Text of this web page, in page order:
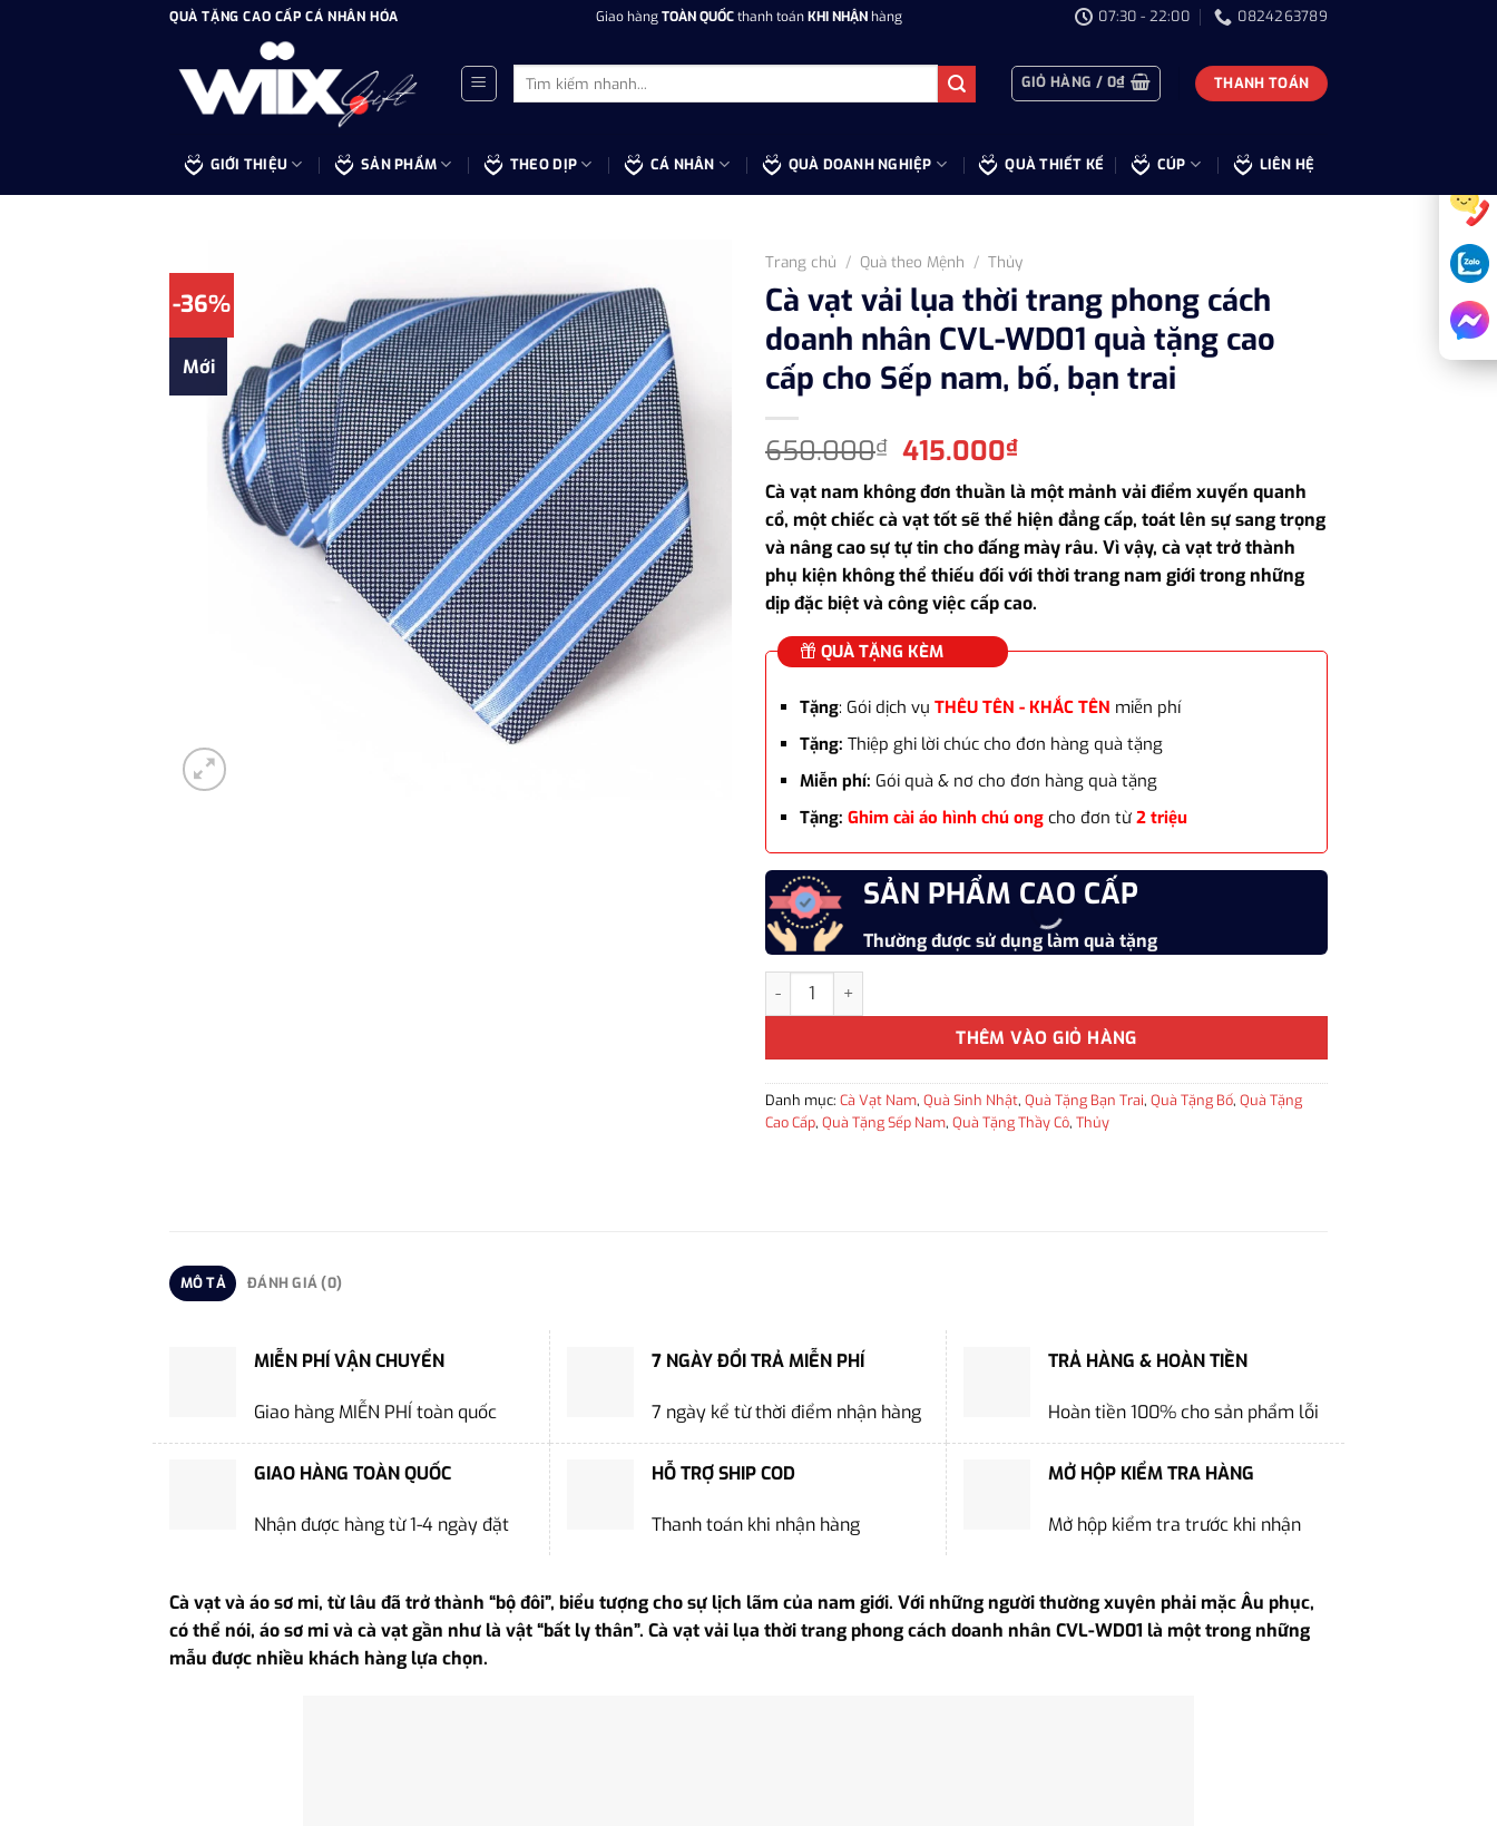
QUÀ TẶNG CAO CẤP CÁ NHÂN HÓA Giao hàngTOÀN QUỐCthanh toánKHI NHẬNhàng 07:30 - 22:00 0824263789
Tìm
kiếm:
GIỎ HÀNG / 0₫ THANH TOÁN
GIỚI THIỆU SẢN PHẨM THEO DỊP CÁ NHÂN QUÀ DOANH NGHIỆP QUÀ THIẾT KẾ CÚP LIÊN HỆ
-36%
Mới
Trang chủ / Quà theo Mệnh / Thủy
Cà vạt vải lụa thời trang phong cách
doanh nhân CVL-WD01 quà tặng cao
cấp cho Sếp nam, bố, bạn trai
650.000₫ Giá
gốc
là:
650.000₫.
415.000₫Giá
hiện
tại
là:
415.000₫.
Cà vạt nam không đơn thuần là một mảnh vải điểm xuyến quanh
cổ, một chiếc cà vạt tốt sẽ thể hiện đẳng cấp, toát lên sự sang trọng
và nâng cao sự tự tin cho đấng mày râu. Vì vậy, cà vạt trở thành
phụ kiện không thể thiếu đối với thời trang nam giới trong những
dịp đặc biệt và công việc cấp cao.
QUÀ TẶNG KÈM
Tặng: Gói dịch vụ THÊU TÊN - KHẮC TÊN miễn phí
Tặng: Thiệp ghi lời chúc cho đơn hàng quà tặng
Miễn phí: Gói quà & nơ cho đơn hàng quà tặng
Tặng: Ghim cài áo hình chú ongcho đơn từ 2 triệu
SẢN PHẨM CAO CẤP
Thường được sử dụng làm quà tặng
Cà vạt vải lụa thời trang phong cách doanh nhân CVL-WD01 quà tặng cao cấp cho Sếp nam, bố,
THÊM VÀO GIỎ HÀNG
Danh mục: Cà Vạt Nam, Quà Sinh Nhật, Quà Tặng Bạn Trai, Quà Tặng Bố, Quà Tặng
Cao Cấp, Quà Tặng Sếp Nam, Quà Tặng Thầy Cô, Thủy
MÔ TẢ ĐÁNH GIÁ (0)
MIỄN PHÍ VẬN CHUYỂN
Giao hàng MIỄN PHÍ toàn quốc
7 NGÀY ĐỔI TRẢ MIỄN PHÍ
7 ngày kể từ thời điểm nhận hàng
TRẢ HÀNG & HOÀN TIỀN
Hoàn tiền 100% cho sản phẩm lỗi
GIAO HÀNG TOÀN QUỐC
Nhận được hàng từ 1-4 ngày đặt
HỖ TRỢ SHIP COD
Thanh toán khi nhận hàng
MỞ HỘP KIỂM TRA HÀNG
Mở hộp kiểm tra trước khi nhận
Cà vạt và áo sơ mi, từ lâu đã trở thành “bộ đôi”, biểu tượng cho sự lịch lãm của nam giới. Với những người thường xuyên phải mặc Âu phục,
có thể nói, áo sơ mi và cà vạt gần như là vật “bất ly thân”. Cà vạt vải lụa thời trang phong cách doanh nhân CVL-WD01 là một trong những
mẫu được nhiều khách hàng lựa chọn.